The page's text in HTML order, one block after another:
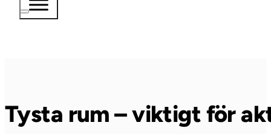
Tysta rum – viktigt för